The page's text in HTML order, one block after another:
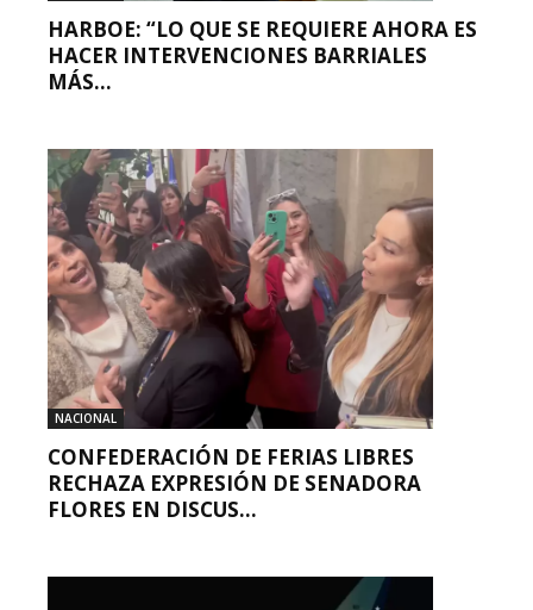
HARBOE: “LO QUE SE REQUIERE AHORA ES
HACER INTERVENCIONES BARRIALES
MÁS...
NACIONAL
CONFEDERACIÓN DE FERIAS LIBRES
RECHAZA EXPRESIÓN DE SENADORA
FLORES EN DISCUS...